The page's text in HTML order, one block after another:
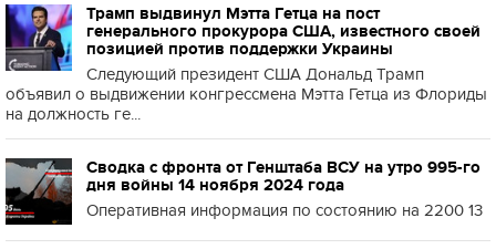
Трамп выдвинул Мэтта Гетца на пост
генерального прокурора США, известного своей
позицией против поддержки Украины
Следующий президент США Дональд Трамп
объявил о выдвижении конгрессмена Мэтта Гетца из Флориды
на должность ге...
Сводка с фронта от Генштаба ВСУ на утро 995-го
дня войны 14 ноября 2024 года
Оперативная информация по состоянию на 2200 13